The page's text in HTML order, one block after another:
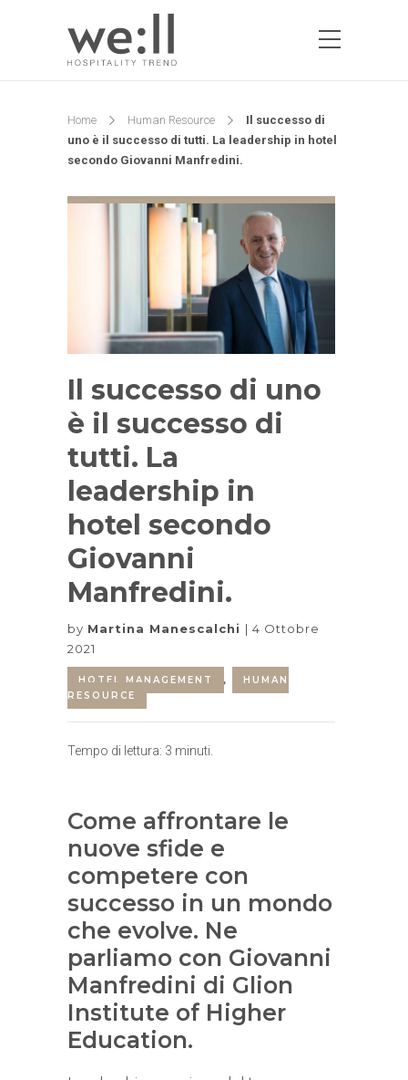
Home Human Resource
Il successo di
uno è il successo di tutti. La leadership in hotel
secondo Giovanni Manfredini.
Il successo di uno
è il successo di
tutti. La
leadership in
hotel secondo
Giovanni
Manfredini.
by Martina Manescalchi
4 Ottobre
2021
HOTEL MANAGEMENT ,
HUMAN
RESOURCE
Tempo di lettura: 3 minuti.
Come affrontare le
nuove sfide e
competere con
successo in un mondo
che evolve. Ne
parliamo con Giovanni
Manfredini di Glion
Institute of Higher
Education.